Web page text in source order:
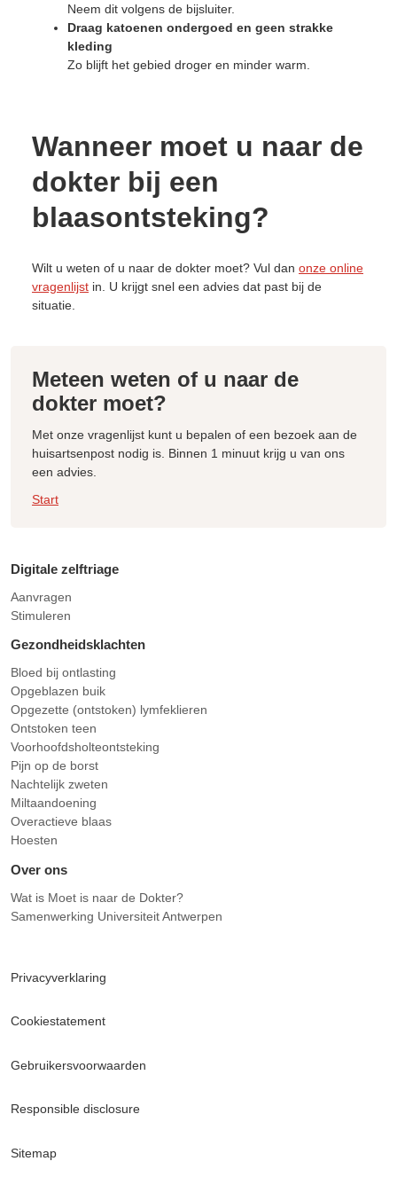
Neem dit volgens de bijsluiter.
Draag katoenen ondergoed en geen strakke
kleding
Zo blijft het gebied droger en minder warm.
Wanneer moet u naar de
dokter bij een
blaasontsteking?
Wilt u weten of u naar de dokter moet? Vul dan onze online
vragenlijst in. U krijgt snel een advies dat past bij de
situatie.
Meteen weten of u naar de
dokter moet?
Met onze vragenlijst kunt u bepalen of een bezoek aan de
huisartsenpost nodig is. Binnen 1 minuut krijg u van ons
een advies.
Start
Digitale zelftriage
Aanvragen
Stimuleren
Gezondheidsklachten
Bloed bij ontlasting
Opgeblazen buik
Opgezette (ontstoken) lymfeklieren
Ontstoken teen
Voorhoofdsholteontsteking
Pijn op de borst
Nachtelijk zweten
Miltaandoening
Overactieve blaas
Hoesten
Over ons
Wat is Moet is naar de Dokter?
Samenwerking Universiteit Antwerpen
Privacyverklaring
Cookiestatement
Gebruikersvoorwaarden
Responsible disclosure
Sitemap